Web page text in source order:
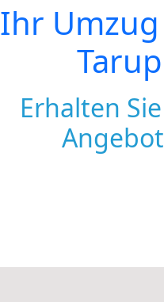
Ihr
Tarup
Erhalten